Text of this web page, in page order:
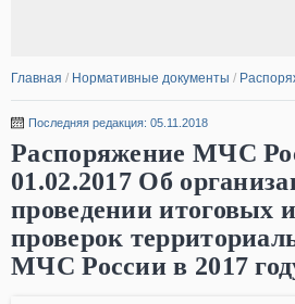
Главная / Нормативные документы /
Последняя редакция: 05.11.2018
Распоряжение МЧС
01.02.2017 Об
проведении итоговых
проверок
МЧС России в 2017